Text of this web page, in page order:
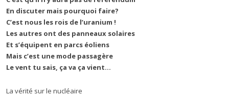
En discuter mais pourquoi faire?
C’est nous les rois de l’uranium !
Les autres ont des panneaux solaires
Et s’équipent en parcs éoliens
Mais c’est une mode passagère
Le vent tu sais, ça va ça vient…
La vérité sur le nucléaire